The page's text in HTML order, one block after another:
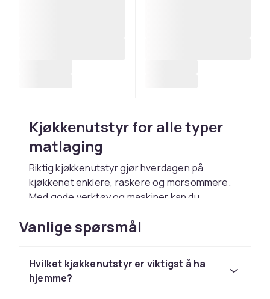
Kjøkkenutstyr for alle typer
matlaging
Riktig kjøkkenutstyr gjør hverdagen på
kjøkkenet enklere, raskere og morsommere.
Med gode verktøy og maskiner kan du
avansert matlaging ogbaking
finner du kjøkkenutstyr i mange prisklasser og
eller erfaren hjemmekokk. Sortimentet dekker
alt fra elektriske hjelpemidler som
Vanlige spørsmål
Hvilket kjøkkenutstyr er viktigst å ha
hjemme?